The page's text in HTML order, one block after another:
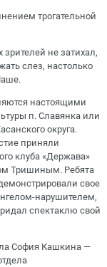
трогательной
не затихал,
слез, настолько
настоящими
п. Славянка или
округа.
приняли
клуба «Держава»
Тришиным. Ребята
свое
нарушителем,
спектаклю свой
София Кашкина —